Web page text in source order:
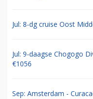
Jul: 8-dg cruise Oost
Jul: 9-daagse Chogogo
€1056
Sep: Amsterdam -